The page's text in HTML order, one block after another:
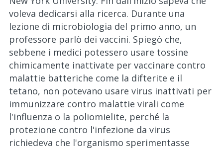
voleva dedicarsi alla ricerca. Durante una
lezione di microbiologia del primo anno, un
professore parlò dei vaccini. Spiegò che,
sebbene i medici potessero usare tossine
chimicamente inattivate per vaccinare contro
malattie batteriche come la difterite e il
tetano, non potevano usare virus inattivati per
immunizzare contro malattie virali come
l'influenza o la poliomielite, perché la
protezione contro l'infezione da virus
richiedeva che l'organismo sperimentasse